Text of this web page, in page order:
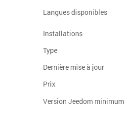
Langues disponibles
Installations
Type
Dernière mise à jour
Prix
Version Jeedom minimum